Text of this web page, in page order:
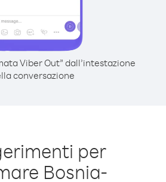
Viber Out” dall’intestazione
conversazione
per
Bosnia-